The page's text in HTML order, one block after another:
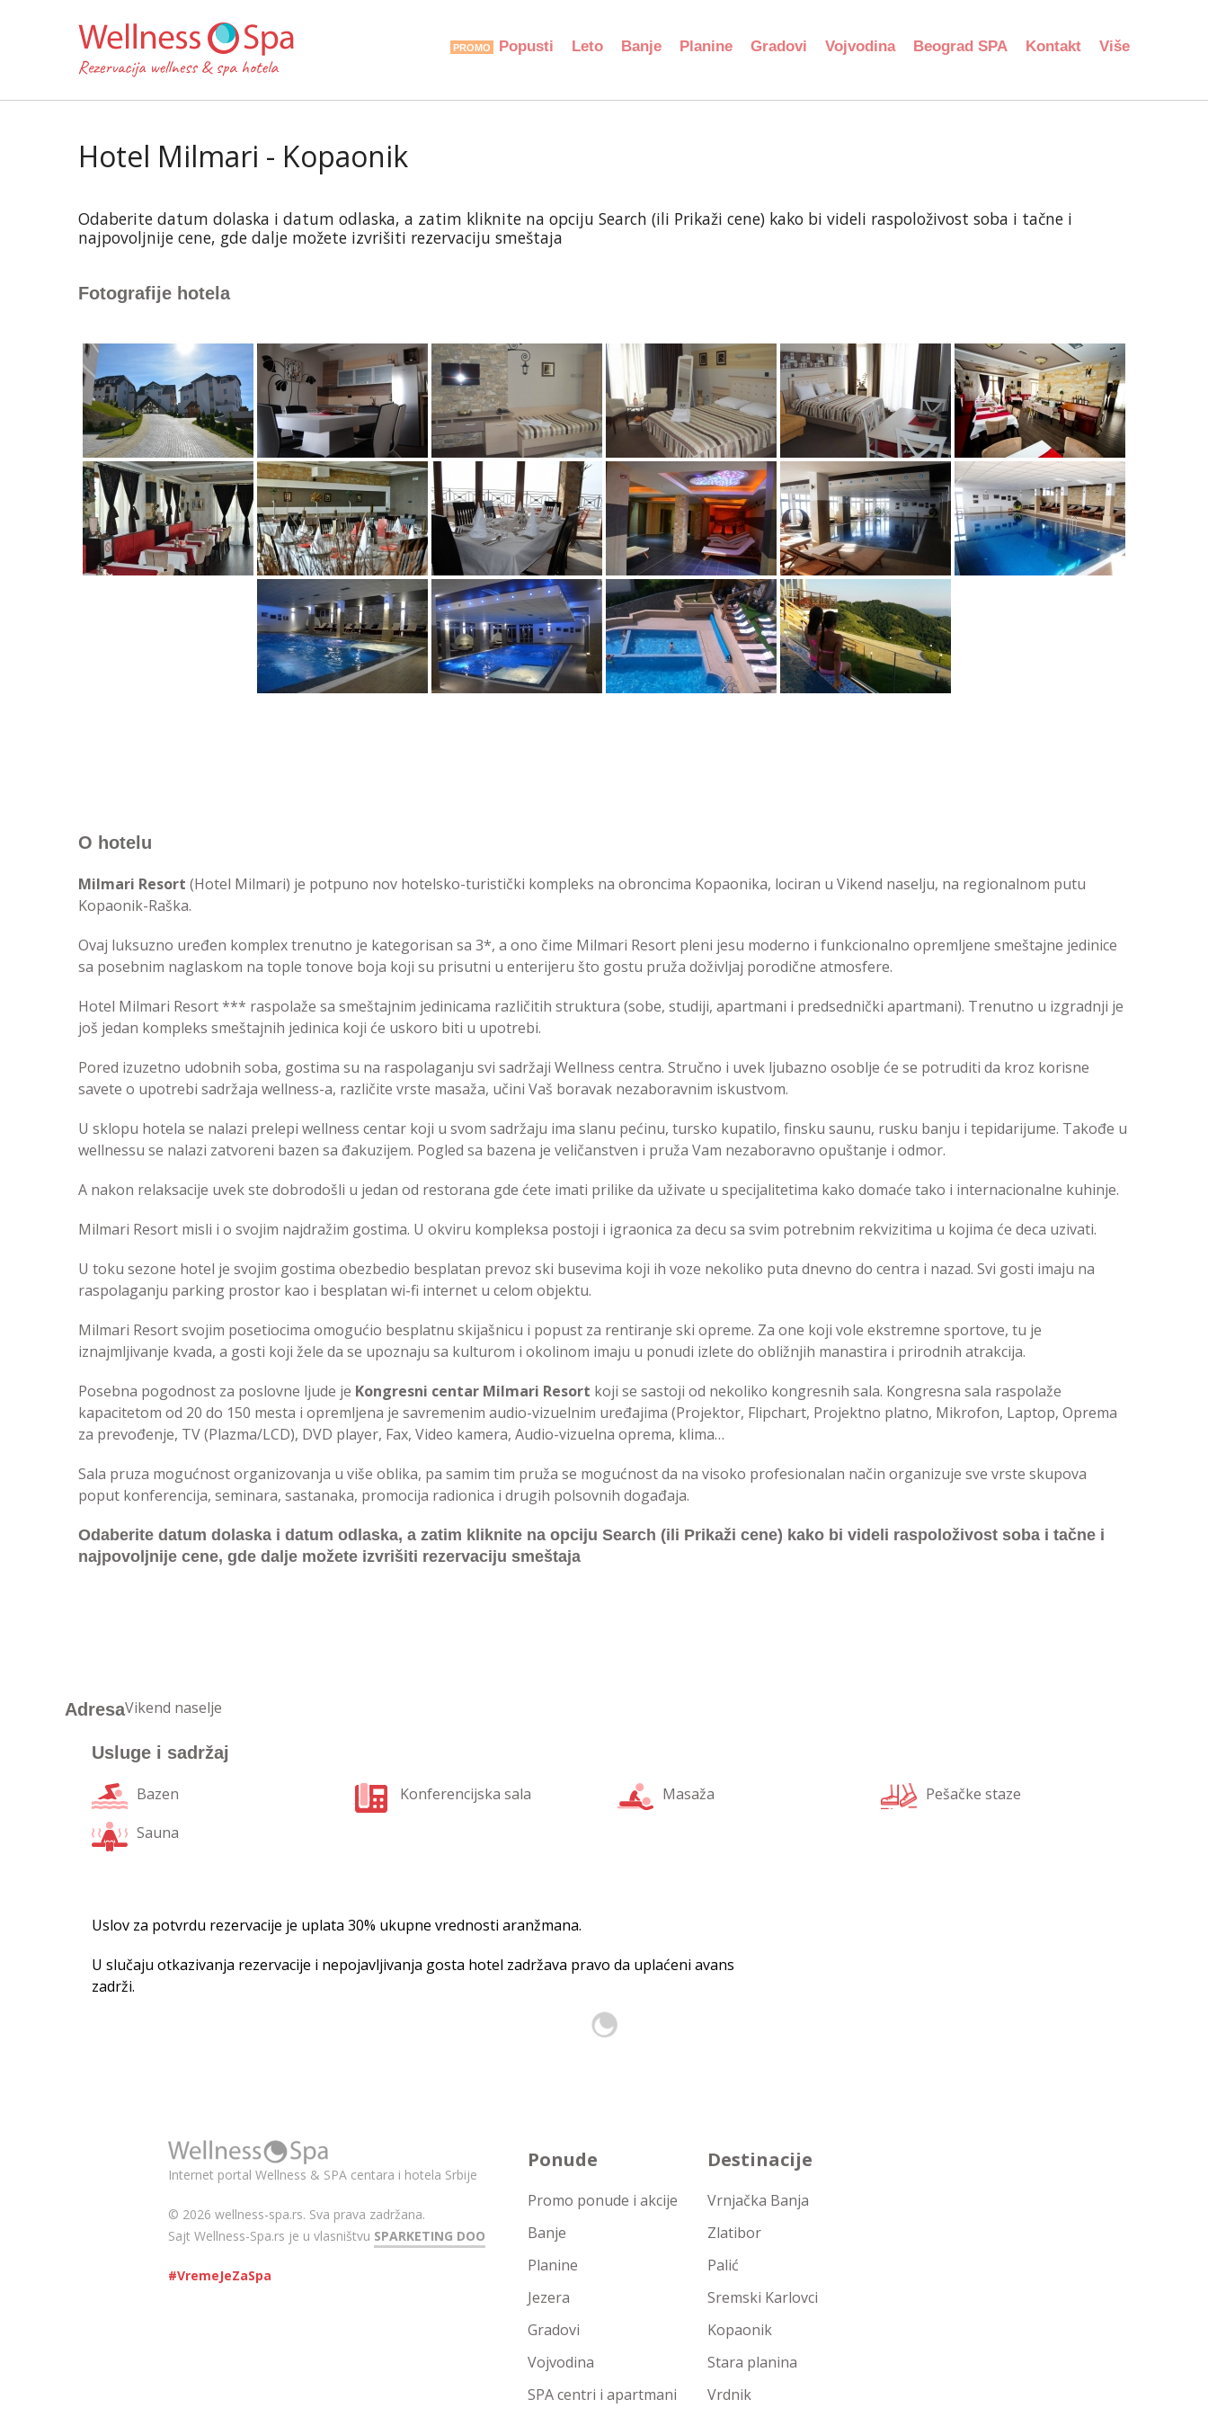
Popusti Leto Banje Planine Gradovi Vojvodina Beograd SPA Kontakt Više
Hotel Milmari - Kopaonik
Odaberite datum dolaska i datum odlaska, a zatim kliknite na opciju Search (ili Prikaži cene) kako bi videli raspoloživost soba i tačne i
najpovoljnije cene, gde dalje možete izvrišiti rezervaciju smeštaja
Fotografije hotela
O hotelu
Milmari Resort (Hotel Milmari) je potpuno nov hotelsko-turistički kompleks na obroncima Kopaonika, lociran u Vikend naselju, na regionalnom putu
Kopaonik-Raška.
Ovaj luksuzno uređen komplex trenutno je kategorisan sa 3*, a ono čime Milmari Resort pleni jesu moderno i funkcionalno opremljene smeštajne jedinice
sa posebnim naglaskom na tople tonove boja koji su prisutni u enterijeru što gostu pruža doživljaj porodične atmosfere.
Hotel Milmari Resort *** raspolaže sa smeštajnim jedinicama različitih struktura (sobe, studiji, apartmani i predsednički apartmani). Trenutno u izgradnji je
još jedan kompleks smeštajnih jedinica koji će uskoro biti u upotrebi.
Pored izuzetno udobnih soba, gostima su na raspolaganju svi sadržaji Wellness centra. Stručno i uvek ljubazno osoblje će se potruditi da kroz korisne
savete o upotrebi sadržaja wellness-a, različite vrste masaža, učini Vaš boravak nezaboravnim iskustvom.
U sklopu hotela se nalazi prelepi wellness centar koji u svom sadržaju ima slanu pećinu, tursko kupatilo, finsku saunu, rusku banju i tepidarijume. Takođe u
wellnessu se nalazi zatvoreni bazen sa đakuzijem. Pogled sa bazena je veličanstven i pruža Vam nezaboravno opuštanje i odmor.
A nakon relaksacije uvek ste dobrodošli u jedan od restorana gde ćete imati prilike da uživate u specijalitetima kako domaće tako i internacionalne kuhinje.
Milmari Resort misli i o svojim najdražim gostima. U okviru kompleksa postoji i igraonica za decu sa svim potrebnim rekvizitima u kojima će deca uzivati.
U toku sezone hotel je svojim gostima obezbedio besplatan prevoz ski busevima koji ih voze nekoliko puta dnevno do centra i nazad. Svi gosti imaju na
raspolaganju parking prostor kao i besplatan wi-fi internet u celom objektu.
Milmari Resort svojim posetiocima omogućio besplatnu skijašnicu i popust za rentiranje ski opreme. Za one koji vole ekstremne sportove, tu je
iznajmljivanje kvada, a gosti koji žele da se upoznaju sa kulturom i okolinom imaju u ponudi izlete do obližnjih manastira i prirodnih atrakcija.
Posebna pogodnost za poslovne ljude je Kongresni centar Milmari Resort koji se sastoji od nekoliko kongresnih sala. Kongresna sala raspolaže
kapacitetom od 20 do 150 mesta i opremljena je savremenim audio-vizuelnim uređajima (Projektor, Flipchart, Projektno platno, Mikrofon, Laptop, Oprema
za prevođenje, TV (Plazma/LCD), DVD player, Fax, Video kamera, Audio-vizuelna oprema, klima…
Sala pruza mogućnost organizovanja u više oblika, pa samim tim pruža se mogućnost da na visoko profesionalan način organizuje sve vrste skupova
poput konferencija, seminara, sastanaka, promocija radionica i drugih polsovnih događaja.
Odaberite datum dolaska i datum odlaska, a zatim kliknite na opciju Search (ili Prikaži cene) kako bi videli raspoloživost soba i tačne i
najpovoljnije cene, gde dalje možete izvrišiti rezervaciju smeštaja
AdresaVikend naselje
Usluge i sadržaj
Bazen Konferencijska sala Masaža
Pešačke staze
Sauna
Uslov za potvrdu rezervacije je uplata 30% ukupne vrednosti aranžmana.
U slučaju otkazivanja rezervacije i nepojavljivanja gosta hotel zadržava pravo da uplaćeni avans
zadrži.
Internet portal Wellness & SPA centara i hotela Srbije
© 2026 wellness-spa.rs. Sva prava zadržana.
Sajt Wellness-Spa.rs je u vlasništvu SPARKETING DOO
#VremeJeZaSpa
Ponude
Promo ponude i akcije
Banje
Planine
Jezera
Gradovi
Vojvodina
SPA centri i apartmani
Destinacije
Vrnjačka Banja
Zlatibor
Palić
Sremski Karlovci
Kopaonik
Stara planina
Vrdnik